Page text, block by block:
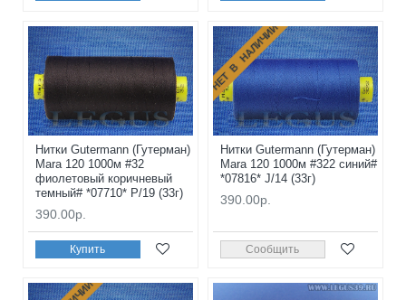
Нитки Gutermann (Гутерман)
Mara 120 1000м #32
фиолетовый коричневый
темный# *07710* P/19 (33г)
390.00р.
Купить
НЕТ В НАЛИЧИИ
Нитки Gutermann (Гутерман)
Mara 120 1000м #322 синий#
*07816* J/14 (33г)
390.00р.
Сообщить